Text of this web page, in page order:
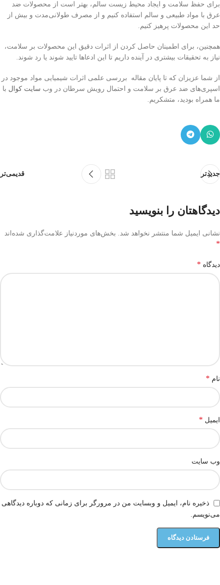
برای حفظ سلامت و ایجاد محیط زیست سالم، بهتر است از محصولات ضد
عرق با مواد طبیعی و سالم استفاده کنیم و از مصرف طولانی‌مدت و بیش از
حد این محصولات پرهیز کنیم.
همچنین، برای اطمینان حاصل کردن از اثرات دقیق این محصولات بر سلامت،
نیاز به تحقیقات بیشتری در آینده داریم تا این ادعاها تایید شوند یا رد شوند.
از شما عزیزان که تا پایان مقاله بررسی علمی اثرات شیمیایی مواد موجود در
اسپری‌های ضد عرق بر سلامت و احتمال رویش سرطان در وب سایت کوال با
ما همراه بودید، متشکریم.
جدیدتر قدیمی‌تر
دیدگاهتان را بنویسید
نشانی ایمیل شما منتشر نخواهد شد. بخش‌های موردنیاز علامت‌گذاری شده‌اند
*
دیدگاه *
نام *
ایمیل *
وب‌ سایت
ذخیره نام، ایمیل و وبسایت من در مرورگر برای زمانی که دوباره دیدگاهی
می‌نویسم.